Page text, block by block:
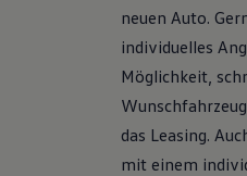
neuen Auto.
individuelles
Möglichkeit,
das Leasing.
mit einem